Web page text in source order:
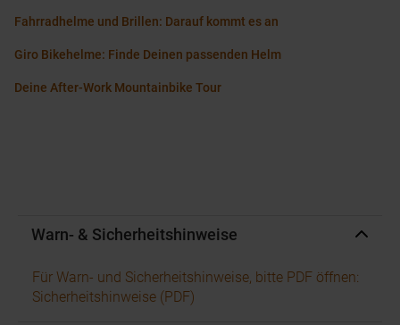
Fahrradhelme und Brillen: Darauf kommt es an
Giro Bikehelme: Finde Deinen passenden Helm
Deine After-Work Mountainbike Tour
Warn- & Sicherheitshinweise
Für Warn- und Sicherheitshinweise, bitte PDF öffnen:
Sicherheitshinweise (PDF)